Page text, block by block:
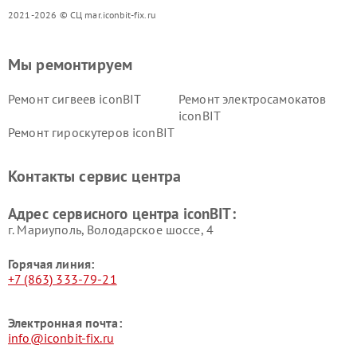
2021-2026 © СЦ mar.iconbit-fix.ru
Мы ремонтируем
Ремонт сигвеев iconBIT
Ремонт электросамокатов
iconBIT
Ремонт гироскутеров iconBIT
Контакты сервис центра
Адрес сервисного центра iconBIT:
г. Мариуполь, Володарское шоссе, 4
Горячая линия:
+7 (863) 333-79-21
Электронная почта:
info@iconbit-fix.ru